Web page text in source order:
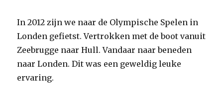
In 2012 zijn we naar de Olympische Spelen in
Londen gefietst. Vertrokken met de boot vanuit
Zeebrugge naar Hull. Vandaar naar beneden
naar Londen. Dit was een geweldig leuke
ervaring.